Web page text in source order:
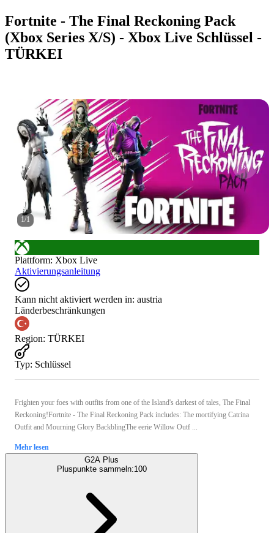
Fortnite - The Final Reckoning Pack
(Xbox Series X/S) - Xbox Live Schlüssel -
TÜRKEI
1/1
Plattform: Xbox Live
Aktivierungsanleitung
Kann nicht aktiviert werden in: austria
Länderbeschränkungen
Region: TÜRKEI
Typ: Schlüssel
Frighten your foes with outfits from one of the Island's darkest of tales, The Final
Reckoning!Fortnite - The Final Reckoning Pack includes: The mortifying Catrina
Outfit and Mourning Glory BackblingThe eerie Willow Outf ...
Mehr lesen
G2A Plus
Pluspunkte sammeln:100